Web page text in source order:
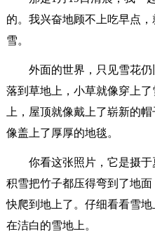
的。我兴奋地顾不上吃早点
雪。
外面的世界，只见雪花
落到草地上，小草就像穿上
上，屋顶就像戴上了崭新的
像盖上了厚厚的地毯。
你看这张照片，它是摄
积雪把竹子都压得弯到了地
快爬到地上了。仔细看看雪
在洁白的雪地上。